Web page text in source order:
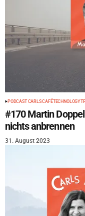
PODCAST CARLS CAFÉTECHNOLOGY
#170 Martin
nichts anbrennen
31. August 2023